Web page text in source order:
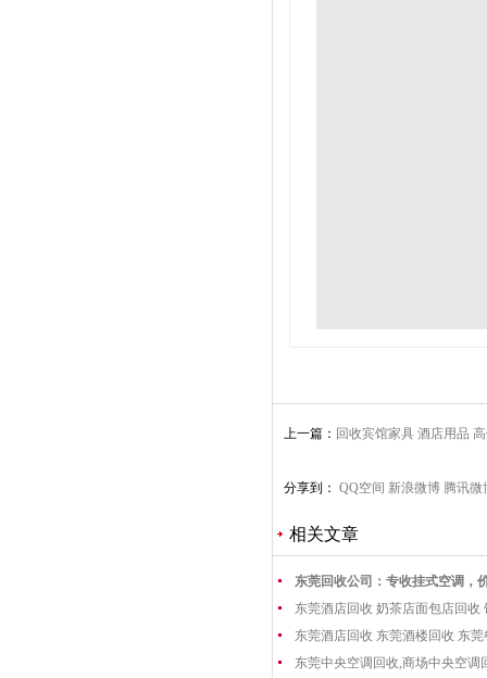
上一篇： 回收宾馆家具 酒店用品
分享到： QQ空间 新浪微博 腾讯微
相关文章
东莞回收公司：专收挂式空调，
东莞酒店回收 奶茶店面包店回收
东莞酒店回收 东莞酒楼回收 东
东莞中央空调回收,商场中央空调